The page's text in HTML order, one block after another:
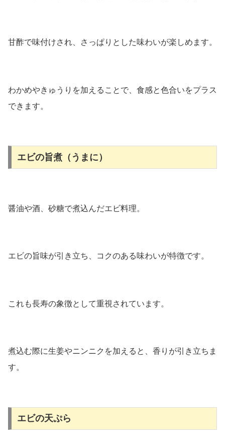
甘酢で味付けされ、さっぱりとした味わいが楽しめます。
わかめやきゅうりを加えることで、食感と色合いをプラス
できます。
エビの旨煮（うまに）
醤油や酒、砂糖で煮込んだエビ料理。
エビの旨味が引き立ち、コクのある味わいが特徴です。
これも長寿の象徴として重視されています。
煮込む際に生姜やニンニクを加えると、香りが引き立ちま
す。
エビの天ぷら